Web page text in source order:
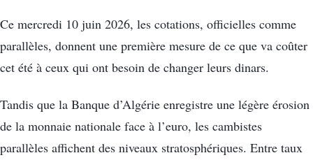
Ce mercredi 10 juin 2026, les cotations, officielles comme
parallèles, donnent une première mesure de ce que va coûter
cet été à ceux qui ont besoin de changer leurs dinars.
Tandis que la Banque d’Algérie enregistre une légère érosion
de la monnaie nationale face à l’euro, les cambistes
parallèles affichent des niveaux stratosphériques. Entre taux